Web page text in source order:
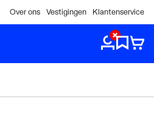
Over ons Vestigingen Klantenservice